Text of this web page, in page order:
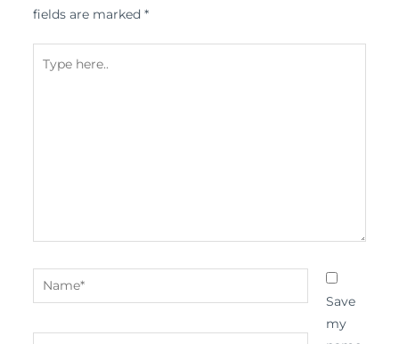
fields are marked *
here..
Name*
Save
my